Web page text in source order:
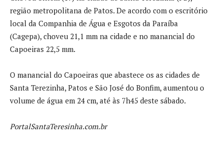
região metropolitana de Patos. De acordo com o escritório
local da Companhia de Água e Esgotos da Paraíba
(Cagepa), choveu 21,1 mm na cidade e no manancial do
Capoeiras 22,5 mm.
O manancial do Capoeiras que abastece os as cidades de
Santa Terezinha, Patos e São José do Bonfim, aumentou o
volume de água em 24 cm, até às 7h45 deste sábado.
PortalSantaTeresinha.com.br